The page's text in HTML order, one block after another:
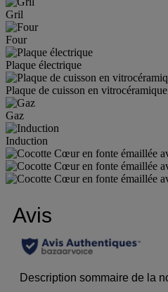
Gril
Four
Plaque électrique
Plaque de cuisson en vitrocéramique
Gaz
Induction